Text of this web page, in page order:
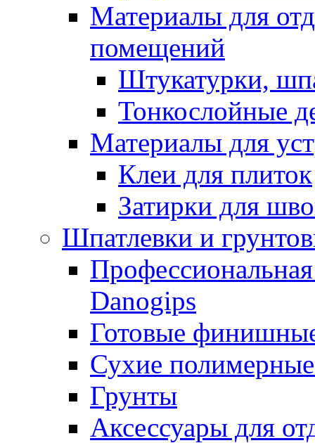
Материалы для
помещений
Штукатурки,
Тонкослойные
Материалы для
Клеи для плиток
Затирки для
Шпатлевки и
Danogips
Готовые
Сухие
Грунты
Аксессуары для